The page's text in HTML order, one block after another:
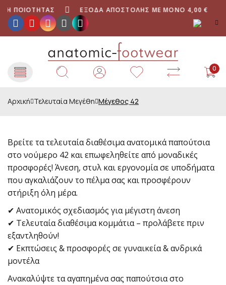
ΠΟΙΌΤΗΤΑΣ ΈΞΟΔΑ ΑΠΟΣΤΟΛΉΣ ΜΕ ΜΌΝΟ 4,00 €
0
Αρχική Τελευταία Μεγέθη Μέγεθος 42
Βρείτε τα τελευταία διαθέσιμα ανατομικά παπούτσια
στο νούμερο 42 και επωφεληθείτε από μοναδικές
προσφορές! Άνεση, στυλ και εργονομία σε υποδήματα
που αγκαλιάζουν το πέλμα σας και προσφέρουν
στήριξη όλη μέρα.
✔ Ανατομικός σχεδιασμός για μέγιστη άνεση
✔ Τελευταία διαθέσιμα κομμάτια – προλάβετε πριν
εξαντληθούν!
✔ Εκπτώσεις & προσφορές σε γυναικεία & ανδρικά
μοντέλα
Ανακαλύψτε τα αγαπημένα σας παπούτσια στο